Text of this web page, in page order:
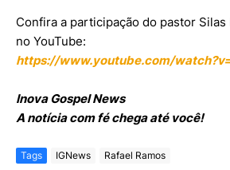
Confira a participação do pastor Silas
no YouTube:
https://www.youtube.com/
Inova Gospel News
A notícia com fé chega até você!
Tags IGNews Rafael Ramos